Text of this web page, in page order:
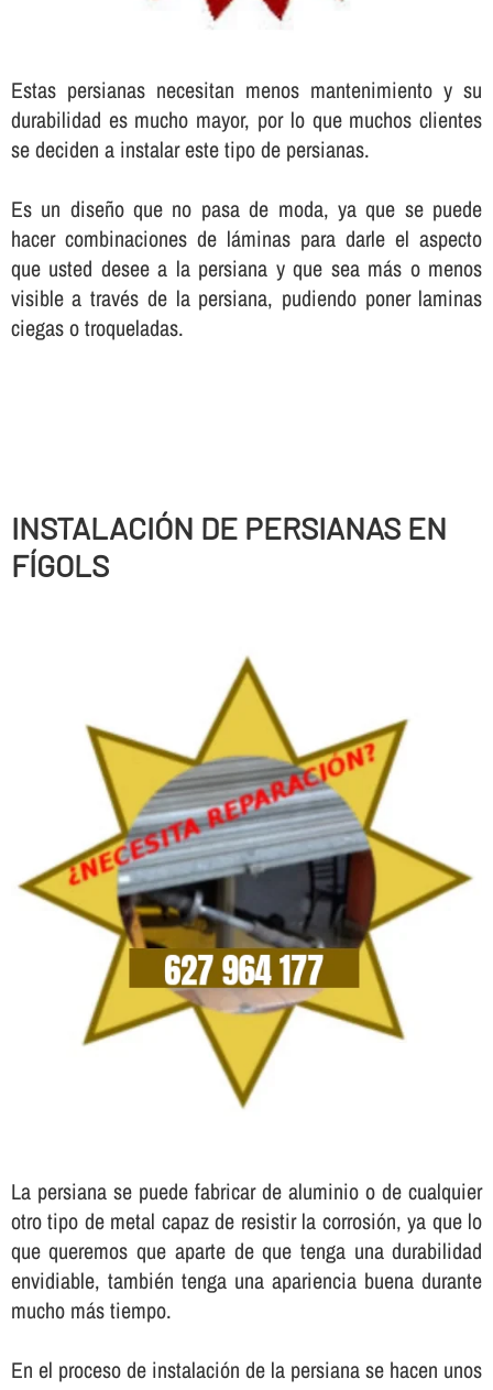
Estas persianas necesitan menos mantenimiento y su
durabilidad es mucho mayor, por lo que muchos clientes
se deciden a instalar este tipo de persianas.
Es un diseño que no pasa de moda, ya que se puede
hacer combinaciones de láminas para darle el aspecto
que usted desee a la persiana y que sea más o menos
visible a través de la persiana, pudiendo poner laminas
ciegas o troqueladas.
INSTALACIÓN DE PERSIANAS EN
FÍGOLS
La persiana se puede fabricar de aluminio o de cualquier
otro tipo de metal capaz de resistir la corrosión, ya que lo
que queremos que aparte de que tenga una durabilidad
envidiable, también tenga una apariencia buena durante
mucho más tiempo.
En el proceso de instalación de la persiana se hacen unos